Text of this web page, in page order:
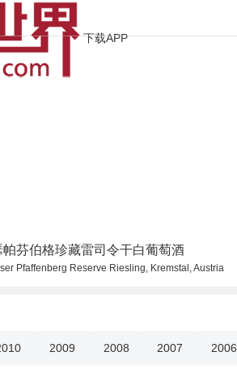
下载APP
芬伯格珍藏雷司令干白葡萄酒
Pfaffenberg Reserve Riesling, Kremstal, Austria
2009 2008 2007 2006